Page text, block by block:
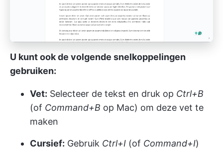
U kunt ook de volgende snelkoppelingen
gebruiken:
Vet: Selecteer de tekst en druk op Ctrl+B
(of Command+B op Mac) om deze vet te
maken
Cursief: Gebruik Ctrl+I (of Command+I)